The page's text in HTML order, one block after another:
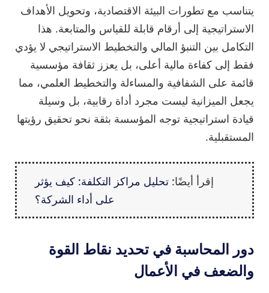
يتناسب مع تطورات البيئة الاقتصادية، وتحويل الأهداف
الاستراتيجية إلى أرقام قابلة للقياس والمتابعة. هذا
التكامل بين التنبؤ المالي والتخطيط الاستراتيجي لا يؤدي
فقط إلى كفاءة مالية أعلى، بل يعزز ثقافة مؤسسية
قائمة على الشفافية والمساءلة والتخطيط العلمي، مما
يجعل الميزانية ليست مجرد أداة رقابية، بل وسيلة
قيادة استراتيجية توجه المؤسسة بثقة نحو تحقيق رؤيتها
المستقبلية.
إقرأ أيضًا: تحليل مراكز التكلفة: كيف يؤثر
على أداء الشركة؟
دور المحاسبة في تحديد نقاط القوة
والضعف في الأعمال